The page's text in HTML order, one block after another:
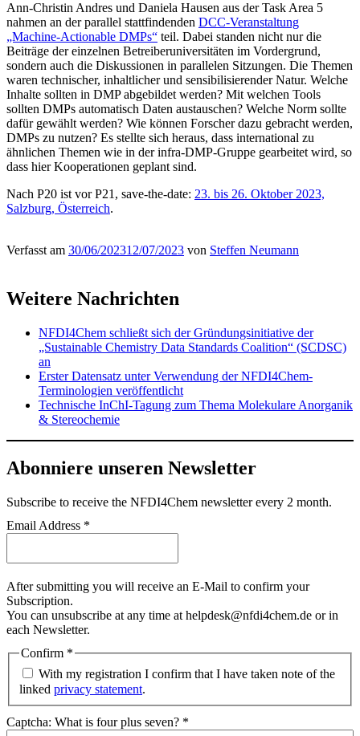
Ann-Christin Andres und Daniela Hausen aus der Task Area 5
nahmen an der parallel stattfindenden DCC-Veranstaltung
„Machine-Actionable DMPs“ teil. Dabei standen nicht nur die
Beiträge der einzelnen Betreiberuniversitäten im Vordergrund,
sondern auch die Diskussionen in parallelen Sitzungen. Die Themen
waren technischer, inhaltlicher und sensibilisierender Natur. Welche
Inhalte sollten in DMP abgebildet werden? Mit welchen Tools
sollten DMPs automatisch Daten austauschen? Welche Norm sollte
dafür gewählt werden? Wie können Forscher dazu gebracht werden,
DMPs zu nutzen? Es stellte sich heraus, dass international zu
ähnlichen Themen wie in der infra-DMP-Gruppe gearbeitet wird, so
dass hier Kooperationen geplant sind.
Nach P20 ist vor P21, save-the-date: 23. bis 26. Oktober 2023,
Salzburg, Österreich.
Verfasst am 30/06/202312/07/2023 von Steffen Neumann
Weitere Nachrichten
NFDI4Chem schließt sich der Gründungsinitiative der
„Sustainable Chemistry Data Standards Coalition“ (SCDSC)
an
Erster Datensatz unter Verwendung der NFDI4Chem-
Terminologien veröffentlicht
Technische InChI-Tagung zum Thema Molekulare Anorganik
& Stereochemie
Abonniere unseren Newsletter
Subscribe to receive the NFDI4Chem newsletter every 2 month.
Email Address *
After submitting you will receive an E-Mail to confirm your
Subscription.
You can unsubscribe at any time at helpdesk@nfdi4chem.de or in
each Newsletter.
Confirm *
With my registration I confirm that I have taken note of the
linked privacy statement.
Captcha: What is four plus seven? *